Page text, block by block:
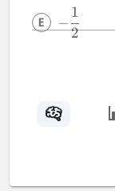
−
2
1